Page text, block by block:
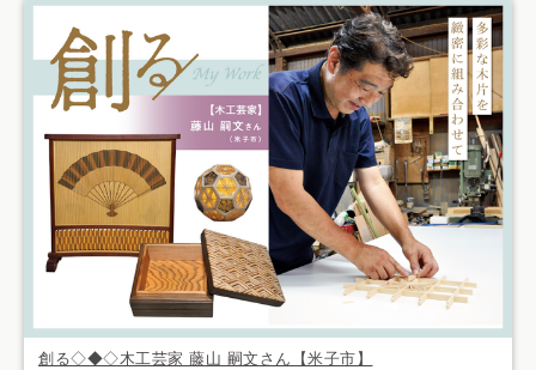
創る◇◆◇木工芸家 藤山 嗣文さん【米子市】